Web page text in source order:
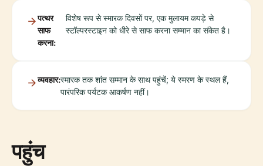
पत्थर
साफ
करना:
विशेष रूप से स्मारक दिवसों पर, एक मुलायम कपड़े से
स्टॉल्परस्टाइन को धीरे से साफ करना सम्मान का संकेत है।
व्यवहार:स्मारक तक शांत सम्मान के साथ पहुंचें; ये स्मरण के स्थल हैं,
पारंपरिक पर्यटक आकर्षण नहीं।
पहुंच